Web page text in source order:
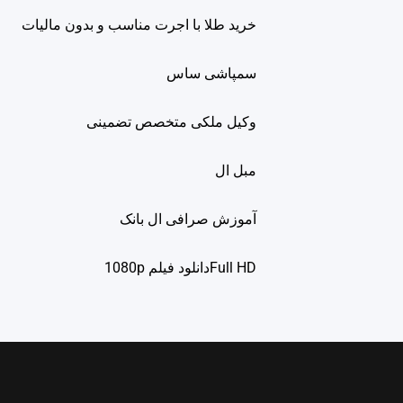
خرید طلا با اجرت مناسب و بدون مالیات
سمپاشی ساس
وکیل ملکی متخصص تضمینی
مبل ال
آموزش صرافی ال بانک
Full HDدانلود فيلم 1080p